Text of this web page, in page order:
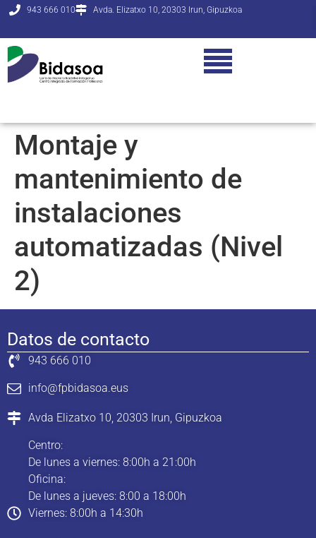
943 666 010 Avda. Elizatxo 10, 20303 Irun, Gipuzkoa
Montaje y
mantenimiento de
instalaciones
automatizadas (Nivel
2)
Datos de contacto
943 666 010
info@fpbidasoa.eus
Avda Elizatxo 10, 20303 Irun, Gipuzkoa
Centro:
De lunes a viernes: 8:00h a 21:00h
Oficina:
De lunes a jueves: 8:00 a 18:00h
Viernes: 8:00h a 14:30h